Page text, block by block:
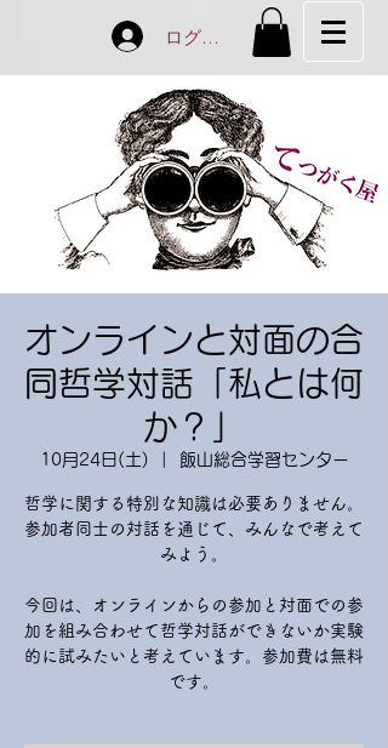
ログイン
オンラインと対面の合
同哲学対話「私とは何
か？」
10月24日(土) 飯山総合学習センター
哲学に関する特別な知識は必要ありません。
参加者同士の対話を通じて、みんなで考えて
みよう。
今回は、オンラインからの参加と対面での参
加を組み合わせて哲学対話ができないか実験
的に試みたいと考えています。参加費は無料
です。